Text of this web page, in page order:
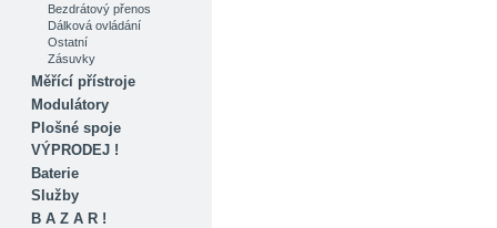
Bezdrátový přenos
Dálková ovládání
Ostatní
Zásuvky
Měřící přístroje
Modulátory
Plošné spoje
VÝPRODEJ !
Baterie
Služby
B A Z A R !